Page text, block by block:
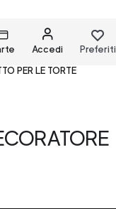
Accedi Preferiti
PER LE TORTE